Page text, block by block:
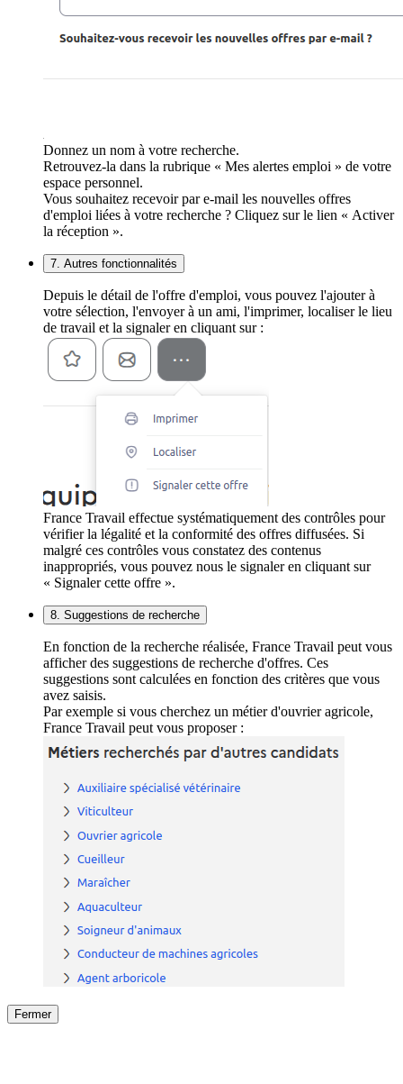
Donnez un nom à votre recherche.
Retrouvez-la dans la rubrique « Mes alertes emploi » de votre
espace personnel.
Vous souhaitez recevoir par e-mail les nouvelles offres
d'emploi liées à votre recherche ? Cliquez sur le lien « Activer
la réception ».
7. Autres fonctionnalités
Depuis le détail de l'offre d'emploi, vous pouvez l'ajouter à
votre sélection, l'envoyer à un ami, l'imprimer, localiser le lieu
de travail et la signaler en cliquant sur :
France Travail effectue systématiquement des contrôles pour
vérifier la légalité et la conformité des offres diffusées. Si
malgré ces contrôles vous constatez des contenus
inappropriés, vous pouvez nous le signaler en cliquant sur
« Signaler cette offre ».
8. Suggestions de recherche
En fonction de la recherche réalisée, France Travail peut vous
afficher des suggestions de recherche d'offres. Ces
suggestions sont calculées en fonction des critères que vous
avez saisis.
Par exemple si vous cherchez un métier d'ouvrier agricole,
France Travail peut vous proposer :
Fermer